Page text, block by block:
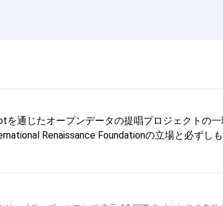
通じたオープンデータの提唱プロジェクトの
Renaissance Foundationの立場と必ずし